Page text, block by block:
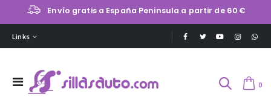
Envío gratis a España Peninsula a partir de 60 €
Links
0